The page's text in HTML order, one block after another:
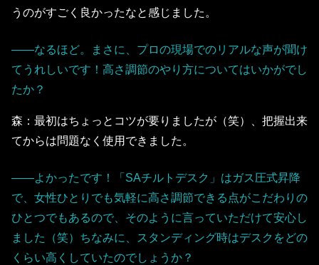
うのがすごく良かったなと感じました。
――なるほど。まさに、プロの現場でのリアルな声が聞け
てうれしいです！高さ調節のやり方についてはいかがでし
たか？
森：最初はちょっとコツが要りましたが（笑）、把握出来
てからは問題なく使用できました。
――よかったです！「SAチルトデスク」はガス圧式昇降
で、女性ひとりでも気軽に高さ調節できる点がこだわりの
ひとつでもあるので、そのように言っていただけて安心し
ました（笑）ちなみに、スタンディング時はデスクをどの
くらい高くしていたのでしょうか？